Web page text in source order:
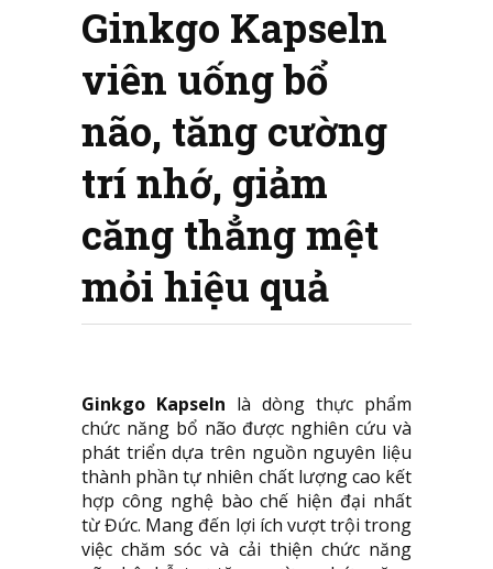
Ginkgo Kapseln
viên uống bổ
não, tăng cường
trí nhớ, giảm
căng thẳng mệt
mỏi hiệu quả
Ginkgo Kapseln là dòng thực phẩm
chức năng bổ não được nghiên cứu và
phát triển dựa trên nguồn nguyên liệu
thành phần tự nhiên chất lượng cao kết
hợp công nghệ bào chế hiện đại nhất
từ Đức. Mang đến lợi ích vượt trội trong
việc chăm sóc và cải thiện chức năng